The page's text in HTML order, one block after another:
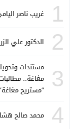
1 غريب ناصر اليامي يقدم 5 مبادئ
2 الدكتور علي
3
مستندات
مغاغة..
“مستريح
4 محمد صالح